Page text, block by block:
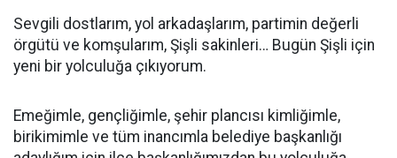
Sevgili dostlarım, yol arkadaşlarım, partimin değerli
örgütü ve komşularım, Şişli sakinleri… Bugün Şişli için
yeni bir yolculuğa çıkıyorum.
Emeğimle, gençliğimle, şehir plancısı kimliğimle,
birikimimle ve tüm inancımla belediye başkanlığı